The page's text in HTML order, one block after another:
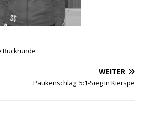
Rückrunde
WEITER
Paukenschlag: 5:1-Sieg in Kierspe